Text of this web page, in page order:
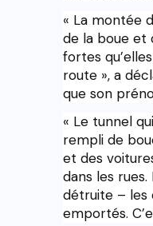
« La montée
de la boue et
fortes
route », a
que son
« Le tunnel
rempli de
et des
dans les
détruite – les
emportés.